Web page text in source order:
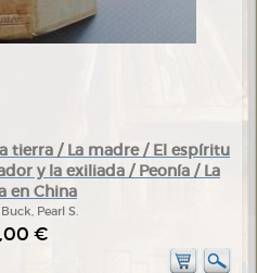
tierra / La madre / El espíritu
y la exiliada / Peonía / La
en China
Buck, Pearl S.
€